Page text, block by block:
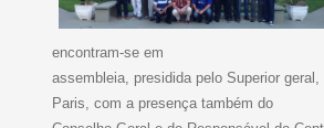
encontram-se em
assembleia, presidida pelo Superior
Paris, com a presença também do